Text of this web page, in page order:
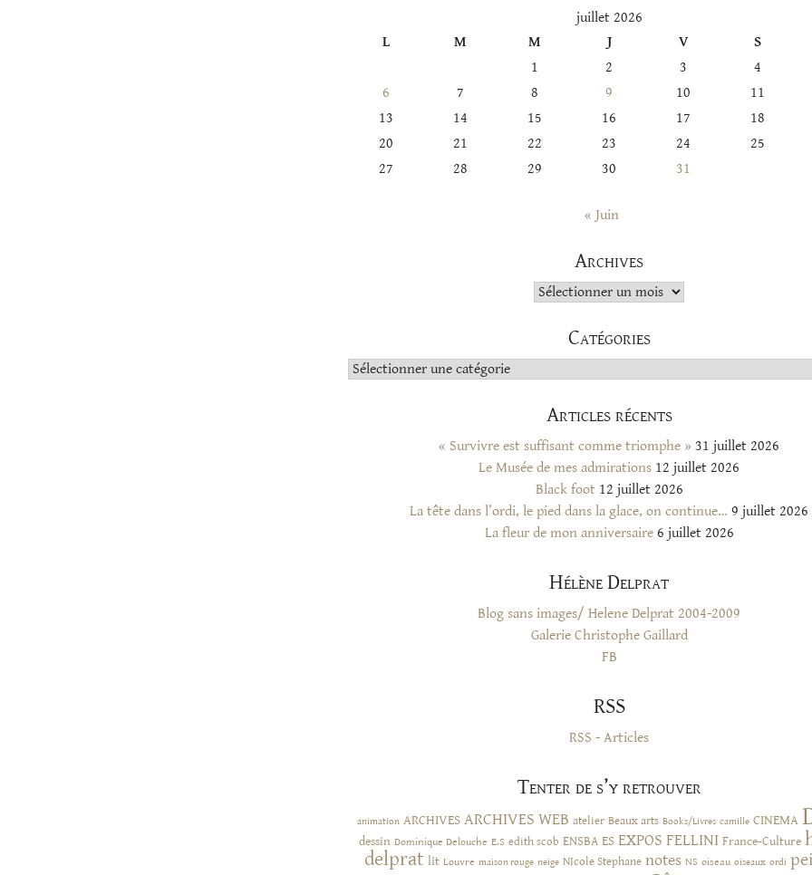
juillet 2026
L
M M J V
S
1
2 3
4
6
7 8 9 10
11
13
14 15 16 17
18
20
21 22 23 24
25
27
28 29 30 31
« Juin
Archives
Archives
Catégories
Catégories
Articles récents
« Survivre est suffisant comme triomphe » 31 juillet 2026
Le Musée de mes admirations 12 juillet 2026
Black foot 12 juillet 2026
La tête dans l’ordi, le pied dans la glace, on continue… 9 juillet 2026
La fleur de mon anniversaire 6 juillet 2026
Hélène Delprat
Blog sans images/ Helene Delprat 2004-2009
Galerie Christophe Gaillard
FB
RSS
RSS - Articles
Tenter de s’y retrouver
animation ARCHIVES ARCHIVES WEB atelier Beaux arts Books/Livres camille CINEMA
dessin Dominique Delouche E.S edith scob ENSBA ES EXPOS FELLINI France-Culture
delprat lit Louvre maison rouge neige NIcole Stephane notes NS oiseau oiseaux ordi